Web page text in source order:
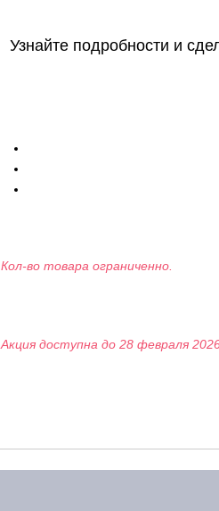
Узнайте подробности и
Кол-во товара ограниченно.
Акция доступна до 28 февраля